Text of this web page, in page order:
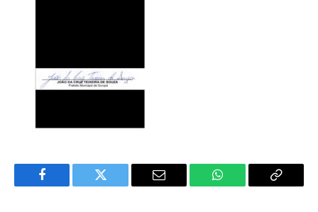
Facebook Twitter
E-
WhatsApp Copiar